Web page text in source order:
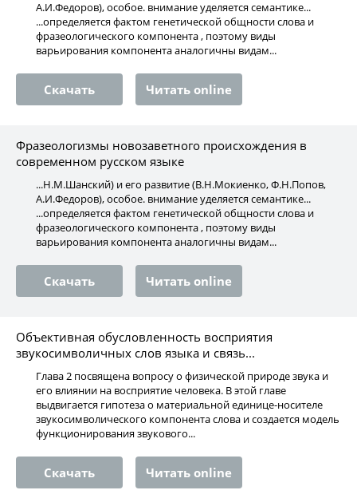
А.И.Федоров), особое. внимание уделяется семантике...
...определяется фактом генетической общности слова и
фразеологического компонента , поэтому виды
варьирования компонента аналогичны видам...
Скачать Читать online
Фразеологизмы новозаветного происхождения в
современном русском языке
...Н.М.Шанский) и его развитие (В.Н.Мокиенко, Ф.Н.Попов,
А.И.Федоров), особое. внимание уделяется семантике...
...определяется фактом генетической общности слова и
фразеологического компонента , поэтому виды
варьирования компонента аналогичны видам...
Скачать Читать online
Объективная обусловленность восприятия
звукосимволичных слов языка и связь...
Глава 2 посвящена вопросу о физической природе звука и
его влиянии на восприятие человека. В этой главе
выдвигается гипотеза о материальной единице-носителе
звукосимволического компонента слова и создается модель
функционирования звукового...
Скачать Читать online